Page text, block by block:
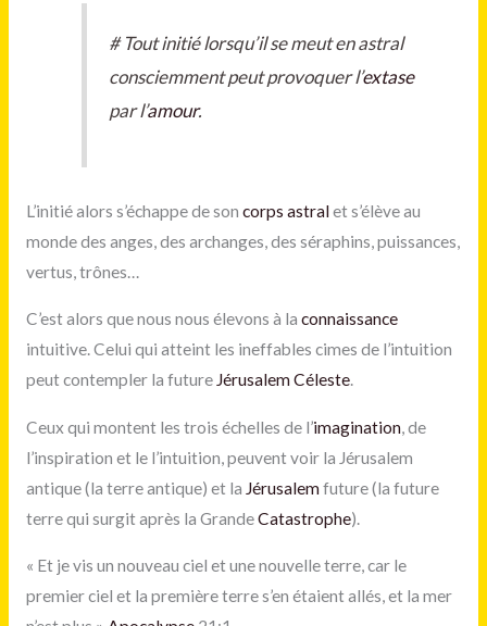
#Tout initié lorsqu’il se meut en astral
consciemment peut provoquer l’extase
par l’amour.
L’initié alors s’échappe de son corps astralet s’élève au
monde des anges, des archanges, des séraphins, puissances,
vertus, trônes…
C’est alors que nous nous élevons à la connaissance
intuitive. Celui qui atteint les ineffables cimes de l’intuition
peut contempler la future Jérusalem Céleste.
Ceux qui montent les trois échelles de l’imagination, de
l’inspiration et le l’intuition, peuvent voir la Jérusalem
antique (la terre antique) et la Jérusalemfuture (la future
terre qui surgit après la GrandeCatastrophe).
« Et je vis un nouveau ciel et une nouvelle terre, car le
premier ciel et la première terre s’en étaient allés, et la mer